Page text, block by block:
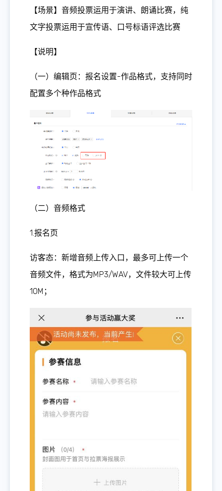
【场景】音频投票运用于演讲、朗诵比赛，纯
文字投票运用于宣传语、口号标语评选比赛
【说明】
（一）编辑页：报名设置-作品格式，支持同时
配置多个种作品格式
（二）音频格式
1.报名页
访客态：新增音频上传入口，最多可上传一个
音频文件，格式为MP3/WAV，文件较大可上传
10M；